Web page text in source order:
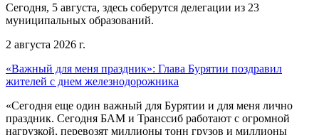
Сегодня, 5 августа, здесь соберутся делегации из 23
муниципальных образований.
2 августа 2026 г.
«Важный для меня праздник»: Глава Бурятии поздравил
жителей с днем железнодорожника
«Сегодня еще один важный для Бурятии и для меня лично
праздник. Сегодня БАМ и Транссиб работают с огромной
нагрузкой, перевозят миллионы тонн грузов и миллионы